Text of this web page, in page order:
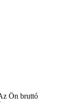
Ön bruttó